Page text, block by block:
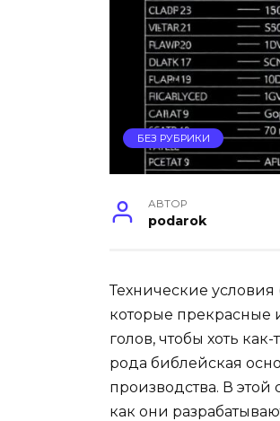
БЕЗ РУБРИКИ
АВТОР
podarok
Технические условия
которые прекрасные
голов, чтобы хоть
рода библейская
производства. В этой
как они